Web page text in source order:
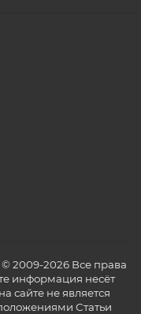
2009-2026 Все права
информация несёт
сайте не является
Статьи